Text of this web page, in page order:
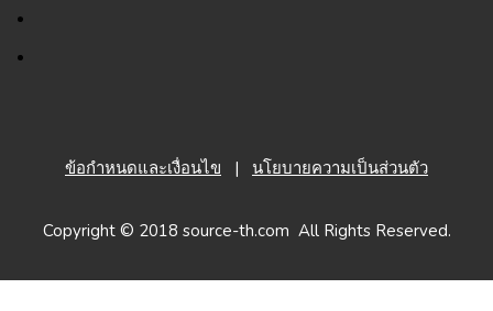
ข้อกำหนดและเงื่อนไข | นโยบายความเป็นส่วนตัว
Copyright © 2018 source-th.com All Rights Reserved.